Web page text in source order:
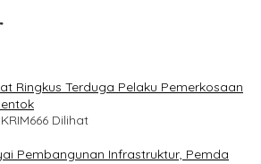
Ringkus Terduga Pelaku Pemerkosaan
666 Dilihat
Pembangunan Infrastruktur, Pemda